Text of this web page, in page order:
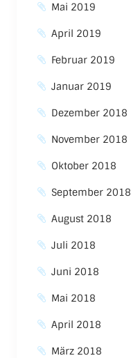
Mai 2019
April 2019
Februar 2019
Januar 2019
Dezember 2018
November 2018
Oktober 2018
September 2018
August 2018
Juli 2018
Juni 2018
Mai 2018
April 2018
März 2018